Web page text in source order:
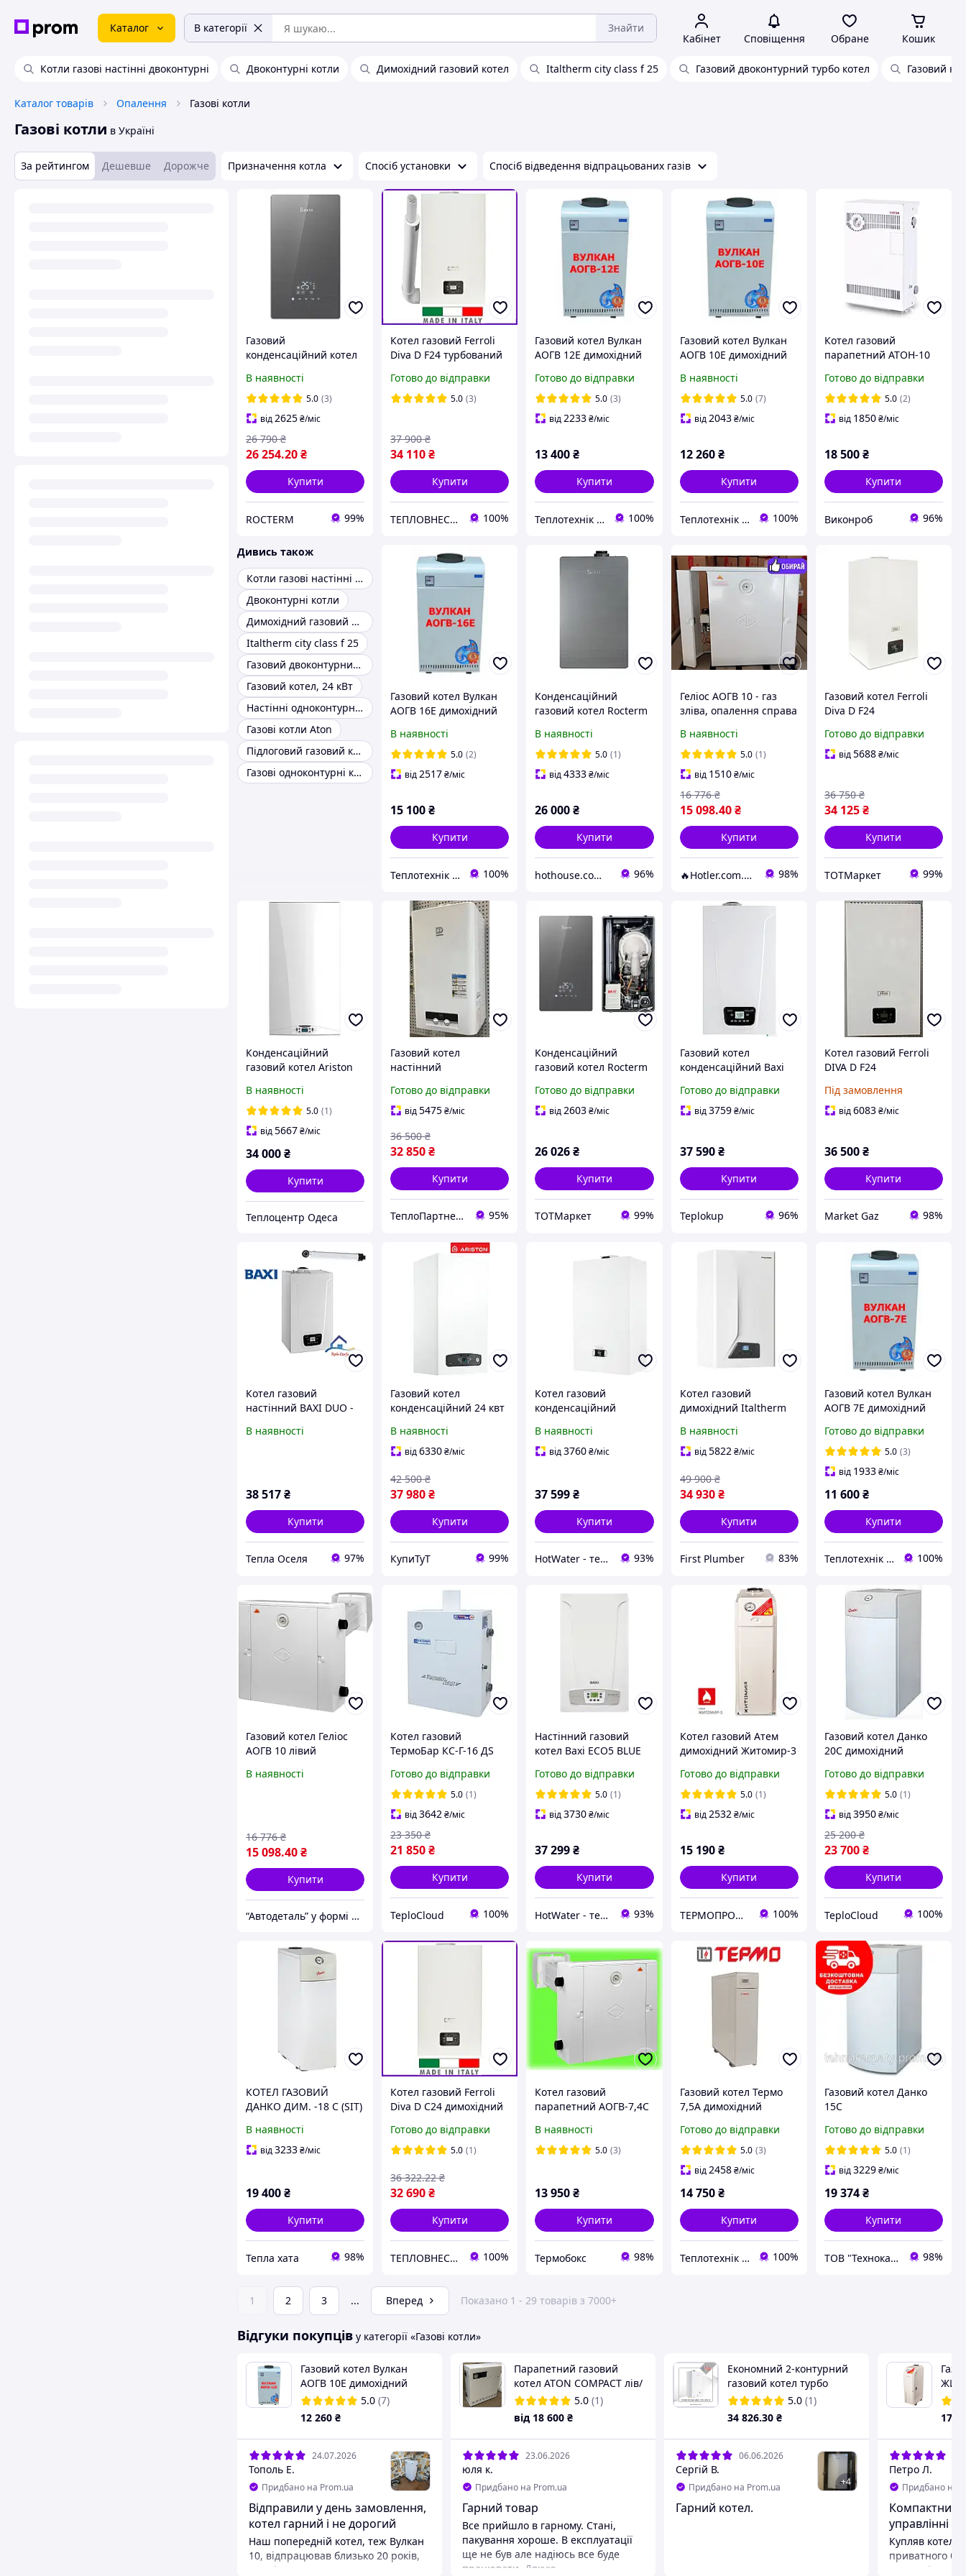
Каталог В категорії Знайти
Кабінет Сповіщення Обране Кошик
Котли газові настінні двоконтурні Двоконтурні котли Димохідний газовий котел Italtherm city class f 25 Газовий двоконтурний турбо котел Газовий
Каталог товарів Опалення Газові котли
Газові котли в Україні
За рейтингом Дешевше Дорожче Призначення котла Спосіб установки Спосіб відведення відпрацьованих газів
Газовий
конденсаційний котел
В наявності
5.0 (3)
від2625₴/міс
26 254.20₴
26 790 ₴
Купити
ROCTERM 99%
Котел газовий Ferroli
Diva D F24 турбований
настінний з
модуляцією і трубою
Готово до відправки
5.0 (3)
34 110₴
37 900 ₴
Купити
ТЕПЛОВНЕСОК 100%
Газовий котел Вулкан
АОГВ 12Е димохідний
Готово до відправки
5.0 (3)
від2233₴/міс
13 400₴
Купити
Теплотехнік Одеса 100%
Газовий котел Вулкан
АОГВ 10Е димохідний
В наявності
5.0 (7)
від2043 ₴/міс
12 260 ₴
Купити
Теплотехнік Одеса 100%
Котел газовий
парапетний АТОН-10
універсал 10 кВт
Готово до відправки
5.0 (2)
від 1850₴/міс
18 500₴
Купити
Виконроб 96%
Дивись також
Котли газові настінні двоконтурні
Двоконтурні котли
Димохідний газовий котел
Italtherm city class f 25
Газовий двоконтурний турбо котел
Газовий котел, 24 кВт
Настінні одноконтурні газові котли
Газові котли Aton
Підлоговий газовий котел
Газові одноконтурні котли підлогові
Газовий котел Вулкан
АОГВ 16Е димохідний
В наявності
5.0 (2)
від2517₴/міс
15 100₴
Купити
Теплотехнік Одеса 100%
Конденсаційний
газовий котел Rocterm
Fi
В наявності
5.0 (1)
від4333₴/міс
26 000₴
Купити
hothouse.com.ua 96%
Геліос АОГВ 10 - газ
зліва, опалення справа
парапетний,
бездимохідний газовий
котел)
В наявності
5.0 (1)
від 1510 ₴/міс
15 098.40 ₴
16 776 ₴
Купити
🔥Hotler.com.ua 98%
Газовий котел Ferroli
Diva D F24
коаксіальний димоход
Готово до відправки
від5688₴/міс
34 125₴
36 750 ₴
Купити
ТОТМаркет 99%
Конденсаційний
газовий котел Ariston
комплект
конденсаційного
димоходу
В наявності
5.0 (1)
від5667₴/міс
34 000₴
Купити
Теплоцентр Одеса
Газовий котел
настінний
димоходний Demrad
Adonis B 24
Готово до відправки
від5475₴/міс
32 850₴
36 500 ₴
Купити
ТеплоПартнер група компаній 95%
Конденсаційний
газовий котел Rocterm
комплект коаксіальний
Готово до відправки
від2603₴/міс
26 026₴
Купити
ТОТМаркет 99%
Газовий котел
конденсаційний Baxi
турбо
Готово до відправки
від3759 ₴/міс
37 590 ₴
Купити
Teplokup 96%
Котел газовий Ferroli
DIVA D F24
Під замовлення
від6083₴/міс
36 500₴
Купити
Market Gaz 98%
Котел газовий
настінний BAXI DUO -
(труба кондесаційна в
В наявності
38 517₴
Купити
Тепла Оселя 97%
Газовий котел
конденсаційний 24 квт
Італія (3301637)
В наявності
від6330₴/міс
37 980₴
42 500 ₴
Купити
КупиТуТ 99%
Котел газовий
конденсаційний
В наявності
від3760₴/міс
37 599₴
Купити
HotWater - тепло, комфорт та енергія вашого будинку 93%
Котел газовий
димохідний Italtherm
Class 24 С 30412
В наявності
від5822 ₴/міс
34 930 ₴
49 900 ₴
Купити
First Plumber 83%
Газовий котел Вулкан
АОГВ 7Е димохідний
Готово до відправки
5.0 (3)
від 1933₴/міс
11 600₴
Купити
Теплотехнік Одеса 100%
Газовий котел Геліос
АОГВ 10 лівий
В наявності
15 098.40₴
16 776 ₴
Купити
“Автодеталь” у формі ТОВ
Котел газовий
ТермоБар КС-Г-16 ДS
16 кВт одноконтурний
160 м2 італійська
автоматика верхній
димохід
Готово до відправки
5.0 (1)
від3642₴/міс
21 850₴
23 350 ₴
Купити
TeploCloud 100%
Настінний газовий
котел Baxi ECO5 BLUE
Готово до відправки
5.0 (1)
від3730₴/міс
37 299₴
Купити
HotWater - тепло, комфорт та енергія вашого будинку 93%
Котел газовий Атем
димохідний Житомир-3
димохід)
Готово до відправки
5.0 (1)
від2532 ₴/міс
15 190 ₴
Купити
TEPMOПРОМ крамниця та інтернет продажі 100%
Газовий котел Данко
20С димохідний
одноконтурний котел
20 кВт до 200 м2 сталь
3 мм італійська
автоматика MiniSit
Готово до відправки
5.0 (1)
від3950₴/міс
23 700₴
25 200 ₴
Купити
TeploCloud 100%
КОТЕЛ ГАЗОВИЙ
ДАНКО ДИМ. -18 С (SIT)
В наявності
від3233₴/міс
19 400₴
Купити
Тепла хата 98%
Котел газовий Ferroli
Diva D C24 димохідний
настінний з
модуляцією
Готово до відправки
5.0 (1)
32 690₴
36 322.22 ₴
Купити
ТЕПЛОВНЕСОК 100%
Котел газовий
парапетний АОГВ-7,4С
В наявності
5.0 (3)
13 950₴
Купити
Термобокс 98%
Газовий котел Термо
7,5А димохідний
Готово до відправки
5.0 (3)
від2458 ₴/міс
14 750 ₴
Купити
Теплотехнік Одеса 100%
Газовий котел Данко
15С
Готово до відправки
5.0 (1)
від3229₴/міс
19 374₴
Купити
ТОВ "Технокарпати" 98%
1 2 3 ... Вперед Показано 1 - 29 товарів з 7000+
Відгуки покупців у категорії «Газові котли»
Газовий котел Вулкан
АОГВ 10Е димохідний
бокове підключення
5.0 (7)
12 260 ₴
24.07.2026
Тополь Е.
Придбано на Prom.ua
Відправили у день замовлення,
котел гарний і не дорогий
Наш попередній котел, теж Вулкан
10, відпрацював близько 20 років,
на скільки вистачить нового, час
Парапетний газовий
котел ATON COMPACT лів/
правий з автоматикою
«SIT Group» Італія
5.0 (1)
від 18 600 ₴
23.06.2026
юля к.
Придбано на Prom.ua
Гарний товар
Все прийшло в гарному. Стані,
пакування хороше. В експлуатації
ще не був але надіюсь все буде
працювати. Дякую
Економний 2-контурний
газовий котел турбо
мідний NOVA FLORIDA
NIBIR CTFS 24 CU з
теплообмінниками
5.0 (1)
34 826.30 ₴
06.06.2026
Сергій В.
Придбано на Prom.ua +4
Гарний котел.
17
Петро Л.
Придбано на
Компактний
управлінні
Купляв котел
приватного
можливість